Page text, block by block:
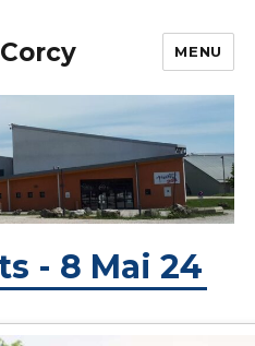
MENU
- 8 Mai 24